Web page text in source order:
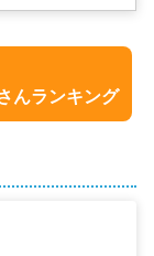
んランキング